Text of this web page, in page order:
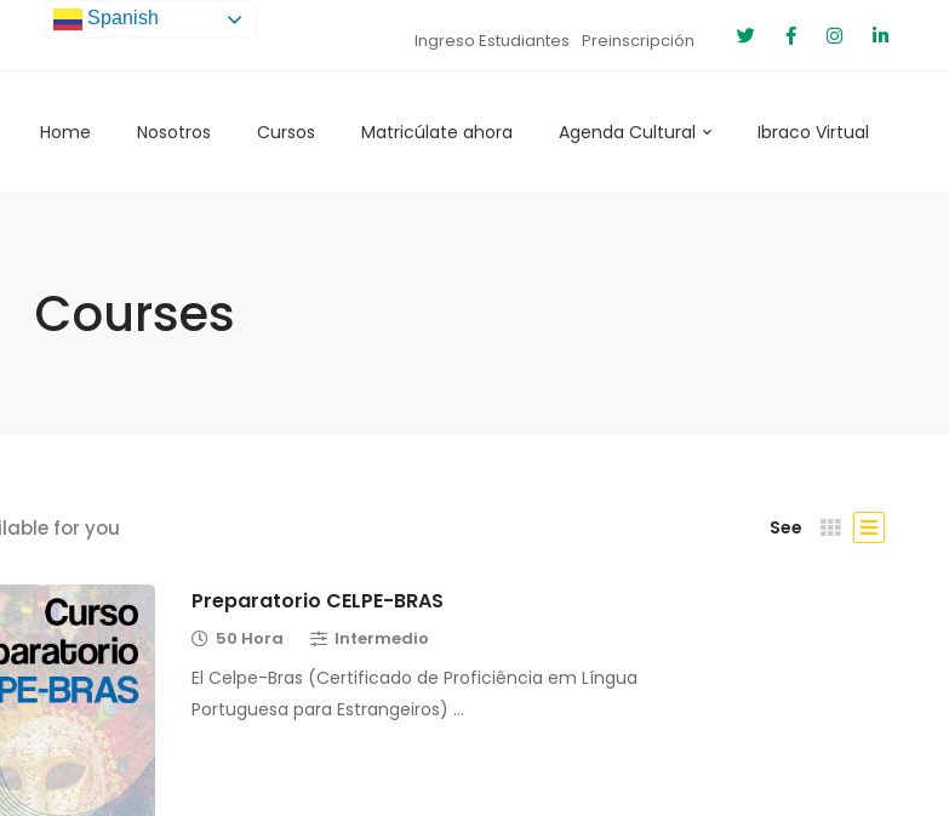
Ingreso Estudiantes Preinscripción
Home Nosotros Cursos Matricúlate ahora Agenda Cultural Ibraco Virtual
Courses
for you See
Preparatorio CELPE-BRAS
50 Hora Intermedio
El Celpe-Bras (Certificado de Proficiência em Língua
Portuguesa para Estrangeiros) …
Spanish